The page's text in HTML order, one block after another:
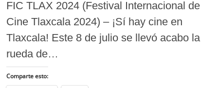
FIC TLAX 2024 (Festival Internacional de
Cine Tlaxcala 2024) – ¡Sí hay cine en
Tlaxcala! Este 8 de julio se llevó acabo la
rueda de…
Comparte esto: